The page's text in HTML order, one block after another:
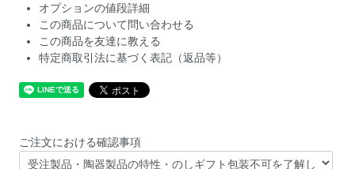
オプションの値段詳細
この商品について問い合わせる
この商品を友達に教える
特定商取引法に基づく表記（返品等）
ご注文における確認事項